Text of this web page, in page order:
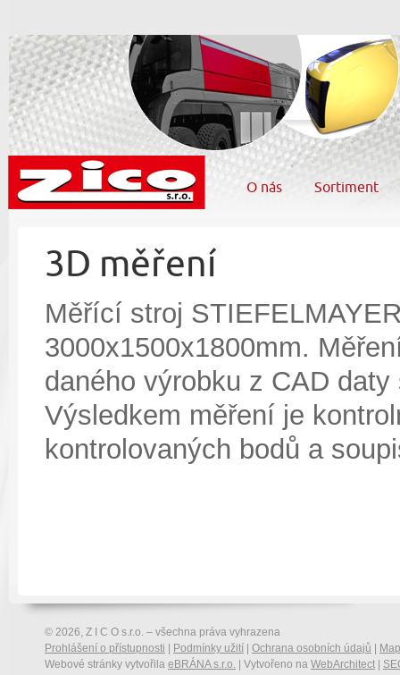
O nás Sortiment
3D měření
Měřící stroj
3000x1500x1800mm.
daného výrobku z CAD
Výsledkem měření je
kontrolovaných bodů a
© 2026, Z I C O s.r.o. – všechna práva vyhrazena
Prohlášení o přístupnosti
Podmínky užití Ochrana osobních údajů
Webové stránky vytvořila eBRÁNA s.r.o. | Vytvořeno na WebArchitect